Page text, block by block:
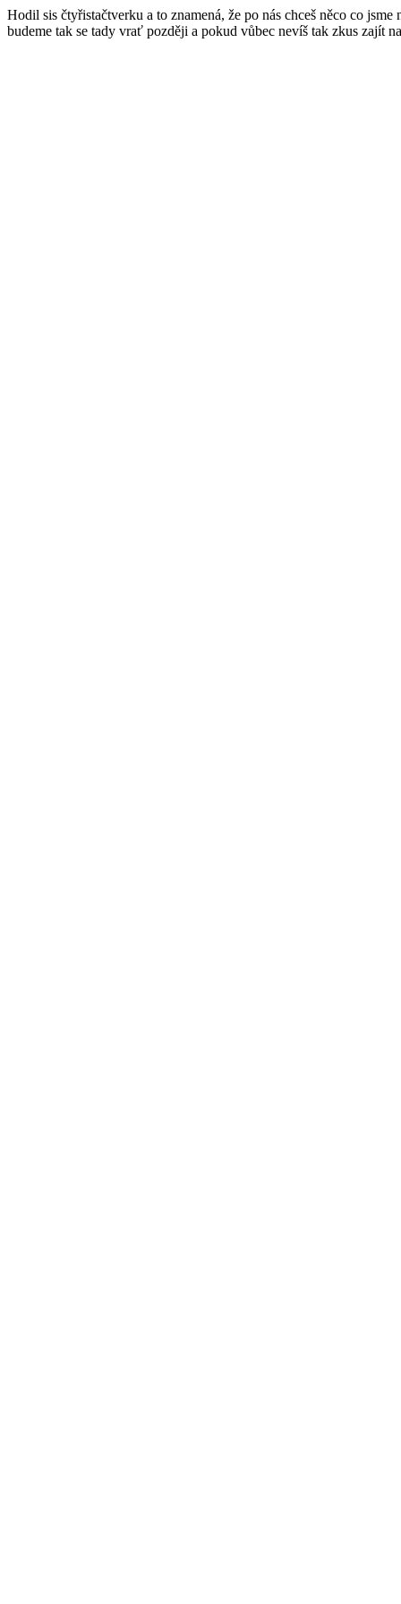
Hodil sis čtyřistačtverku a to znamená, že po nás chceš něco co
budeme tak se tady vrať později a pokud vůbec nevíš tak zkus zajít